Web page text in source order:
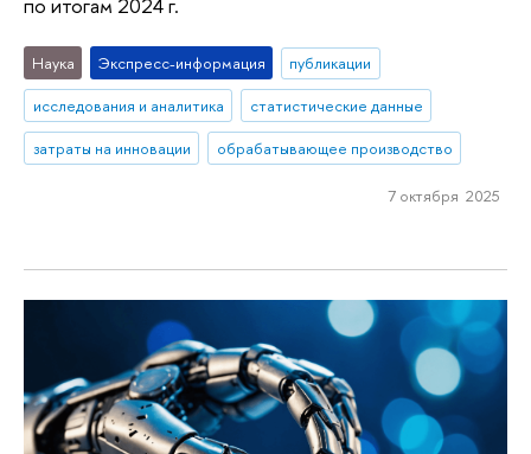
Наука Экспресс-информация
публикации
исследования и аналитика
статистические данные
затраты на инновации
обрабатывающее производство
7 октября 2025